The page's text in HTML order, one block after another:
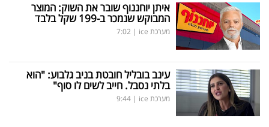
איתן יוחננוף שובר את השוק: המוצר
המבוקש שנמכר ב-199 שקל בלבד
מערכת ice |
7:02
עינב בובליל חובטת בניב גלבוע: "הוא
בלתי נסבל. חייב לשים לו סוף"
מערכת ice |
9:44